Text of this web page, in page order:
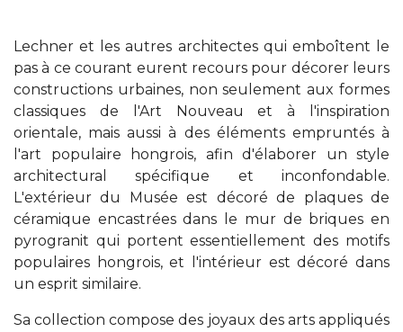
Lechner et les autres architectes qui emboîtent le
pas à ce courant eurent recours pour décorer leurs
constructions urbaines, non seulement aux formes
classiques de l'Art Nouveau et à l'inspiration
orientale, mais aussi à des éléments empruntés à
l'art populaire hongrois, afin d'élaborer un style
architectural spécifique et inconfondable.
L'extérieur du Musée est décoré de plaques de
céramique encastrées dans le mur de briques en
pyrogranit qui portent essentiellement des motifs
populaires hongrois, et l'intérieur est décoré dans
un esprit similaire.
Sa collection compose des joyaux des arts appliqués